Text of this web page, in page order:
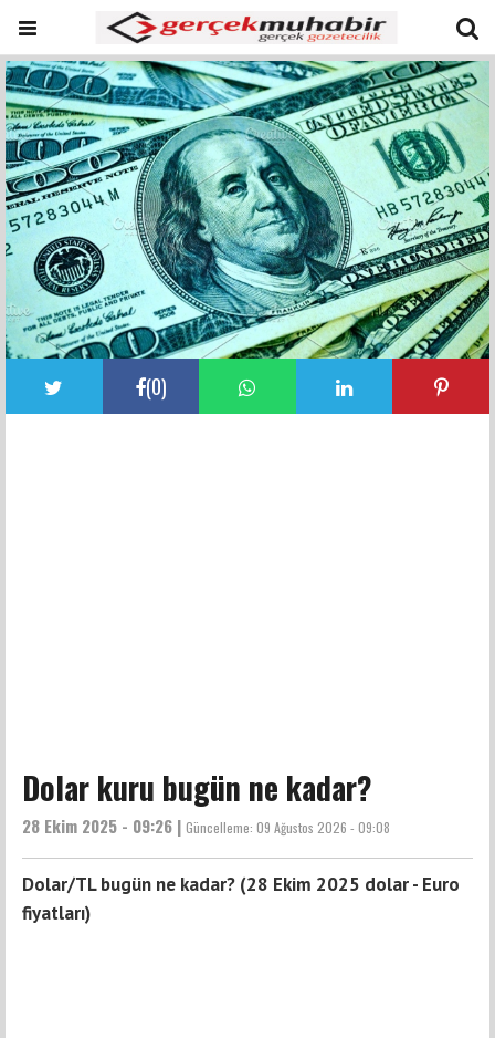
(0)
Dolar kuru bugün ne kadar?
28 Ekim 2025 - 09:26 | Güncelleme: 09 Ağustos 2026 - 09:08
Dolar/TL bugün ne kadar? (28 Ekim 2025 dolar - Euro
fiyatları)